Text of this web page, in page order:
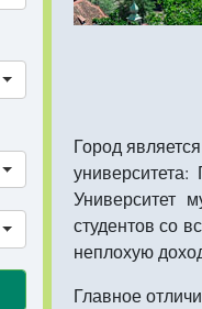
Город
Университет
студентов со
неплохую
Главное